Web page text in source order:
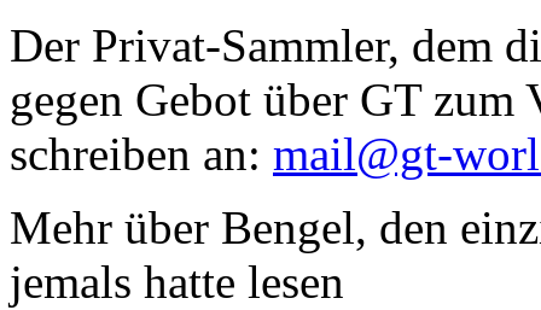
Der Privat-Sammler, dem
gegen Gebot über GT zum
schreiben an: mail@gt-
Mehr über Bengel, den
jemals hatte lesen